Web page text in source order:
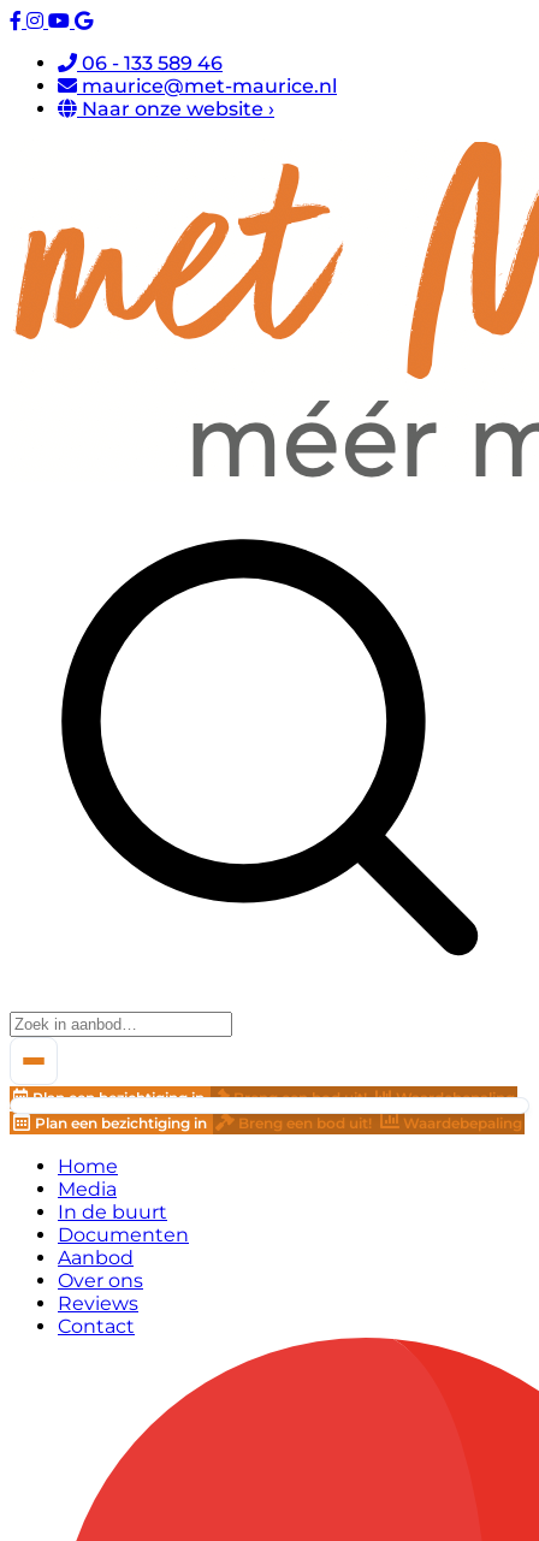
06 - 133 589 46
maurice@met-maurice.nl
Naar onze website ›
Plan een bezichtiging in Breng een bod uit!
Waardebepaling
Plan een bezichtiging in
Breng een bod uit! Waardebepaling
Home
Media
In de buurt
Documenten
Aanbod
Over ons
Reviews
Contact